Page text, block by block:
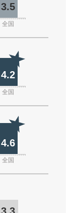
3.5
全国
4.2
全国
4.6
全国
3.3